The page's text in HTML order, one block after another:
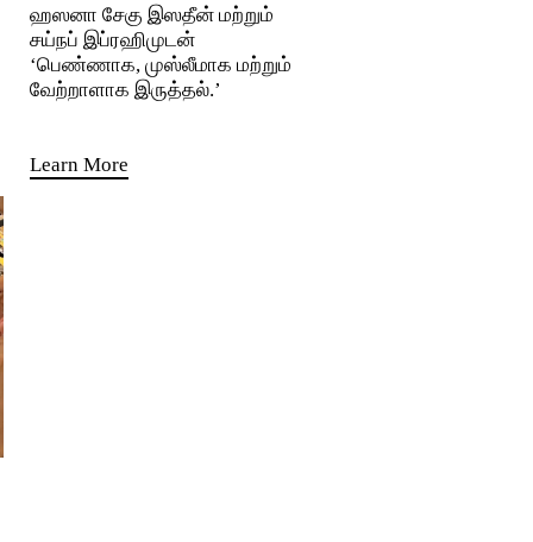
ஹஸனா சேகு இஸதீன் மற்றும்
சய்நப் இப்ரஹிமுடன்
‘பெண்ணாக, முஸ்லீமாக மற்றும்
வேற்றாளாக இருத்தல்.’
Learn More